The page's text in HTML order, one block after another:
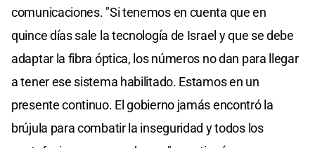
comunicaciones. "Si tenemos en cuenta que en
quince días sale la tecnología de Israel y que se debe
adaptar la fibra óptica, los números no dan para llegar
a tener ese sistema habilitado. Estamos en un
presente continuo. El gobierno jamás encontró la
brújula para combatir la inseguridad y todos los